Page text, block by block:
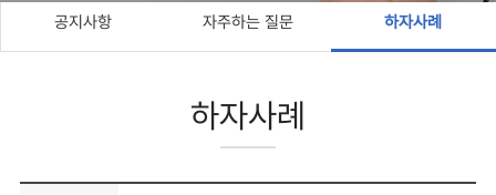
공지사항 자주하는 질문 하자사례
하자사례